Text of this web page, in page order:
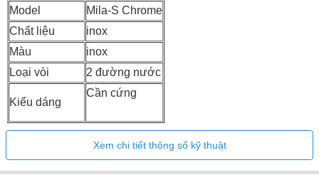
Model
Mila-S Chrome
Chất liệu
inox
Màu
inox
Loại vòi
2 đường nước
Kiểu dáng
Cần cứng
Xem chi tiết thông số kỹ thuật